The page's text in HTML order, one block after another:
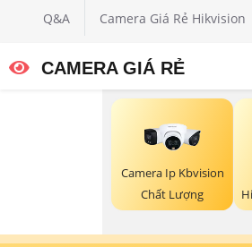
Q&A Camera Giá Rẻ Hikvision
CAMERA GIÁ RẺ
Camera Ip Kbvision
Chất Lượng